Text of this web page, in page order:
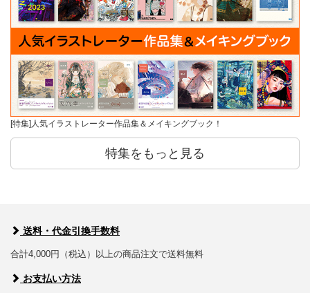
[特集]人気イラストレーター作品集＆メイキングブック！
特集をもっと見る
送料・代金引換手数料
合計4,000円（税込）以上の商品注文で送料無料
お支払い方法